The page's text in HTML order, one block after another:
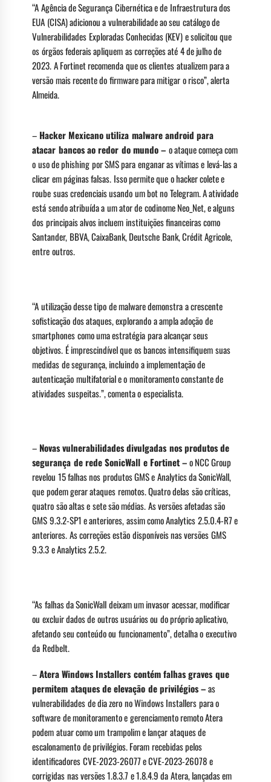
“A Agência de Segurança Cibernética e de Infraestrutura dos
EUA (CISA) adicionou a vulnerabilidade ao seu catálogo de
Vulnerabilidades Exploradas Conhecidas (KEV) e solicitou que
os órgãos federais apliquem as correções até 4 de julho de
2023. A Fortinet recomenda que os clientes atualizem para a
versão mais recente do firmware para mitigar o risco”, alerta
Almeida.
– Hacker Mexicano utiliza malware android para
atacar bancos ao redor do mundo – o ataque começa com
o uso de phishing por SMS para enganar as vítimas e levá-las a
clicar em páginas falsas. Isso permite que o hacker colete e
roube suas credenciais usando um bot no Telegram. A atividade
está sendo atribuída a um ator de codinome Neo_Net, e alguns
dos principais alvos incluem instituições financeiras como
Santander, BBVA, CaixaBank, Deutsche Bank, Crédit Agricole,
entre outros.
“A utilização desse tipo de malware demonstra a crescente
sofisticação dos ataques, explorando a ampla adoção de
smartphones como uma estratégia para alcançar seus
objetivos. É imprescindível que os bancos intensifiquem suas
medidas de segurança, incluindo a implementação de
autenticação multifatorial e o monitoramento constante de
atividades suspeitas.”, comenta o especialista.
– Novas vulnerabilidades divulgadas nos produtos de
segurança de rede SonicWall e Fortinet –o NCC Group
revelou 15 falhas nos produtos GMS e Analytics da SonicWall,
que podem gerar ataques remotos. Quatro delas são críticas,
quatro são altas e sete são médias. As versões afetadas são
GMS 9.3.2-SP1 e anteriores, assim como Analytics 2.5.0.4-R7 e
anteriores. As correções estão disponíveis nas versões GMS
9.3.3 e Analytics 2.5.2.
“As falhas da SonicWall deixam um invasor acessar, modificar
ou excluir dados de outros usuários ou do próprio aplicativo,
afetando seu conteúdo ou funcionamento”, detalha o executivo
da Redbelt.
–Atera Windows Installers contém falhas graves que
permitem ataques de elevação de privilégios –as
vulnerabilidades de dia zero no Windows Installers para o
software de monitoramento e gerenciamento remoto Atera
podem atuar como um trampolim e lançar ataques de
escalonamento de privilégios. Foram recebidas pelos
identificadores CVE-2023-26077 e CVE-2023-26078 e
corrigidas nas versões 1.8.3.7 e 1.8.4.9 da Atera, lançadas em